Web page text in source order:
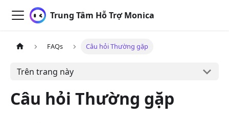
Trung Tâm Hỗ Trợ Monica
FAQs Câu hỏi Thường gặp
Trên trang này
Câu hỏi Thường gặp